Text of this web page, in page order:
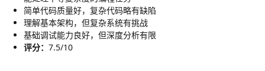
简单代码质量好，复杂代码略有缺陷
理解基本架构，但复杂系统有挑战
基础调试能力良好，但深度分析有限
评分： 7.5/10